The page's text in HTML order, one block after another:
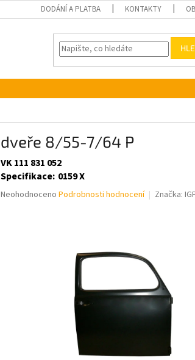
DODÁNÍ A PLATBA KONTAKTY
dveře 8/55-7/64 P
VK 111 831 052
Specifikace: 0159 X
Průměrné
Neohodnoceno Podrobnosti hodnocení Značka: